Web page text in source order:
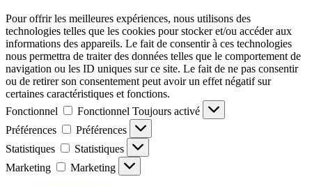
Pour offrir les meilleures expériences, nous utilisons des
technologies telles que les cookies pour stocker et/ou accéder aux
informations des appareils. Le fait de consentir à ces technologies
nous permettra de traiter des données telles que le comportement de
navigation ou les ID uniques sur ce site. Le fait de ne pas consentir
ou de retirer son consentement peut avoir un effet négatif sur
certaines caractéristiques et fonctions.
Fonctionnel
Fonctionnel Toujours activé
Préférences
Préférences
Statistiques
Statistiques
Marketing
Marketing